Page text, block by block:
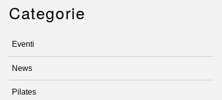
Categorie
Eventi
News
Pilates